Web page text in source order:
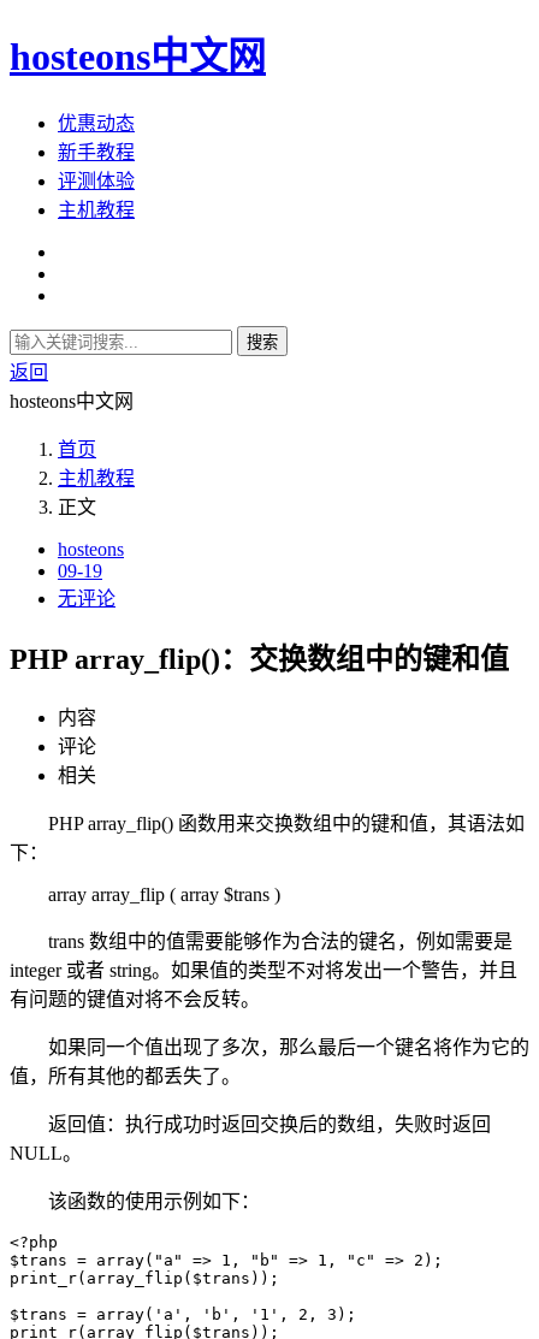
hosteons中文网
优惠动态
新手教程
评测体验
主机教程
搜索
返回
hosteons中文网
首页
主机教程
正文
hosteons
09-19
无评论
PHP array_flip()：交换数组中的键和值
内容
评论
相关
PHP array_flip() 函数用来交换数组中的键和值，其语法如
下：
array array_flip ( array $trans )
trans 数组中的值需要能够作为合法的键名，例如需要是
integer 或者 string。如果值的类型不对将发出一个警告，并且
有问题的键值对将不会反转。
如果同一个值出现了多次，那么最后一个键名将作为它的
值，所有其他的都丢失了。
返回值：执行成功时返回交换后的数组，失败时返回
NULL。
该函数的使用示例如下：
<?php
$trans = array("a" => 1, "b" => 1, "c" => 2);
print_r(array_flip($trans));
$trans = array('a', 'b', '1', 2, 3);
print_r(array_flip($trans));